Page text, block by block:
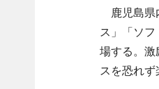
鹿児島県
ス」「ソ
場する。激
スを恐れず